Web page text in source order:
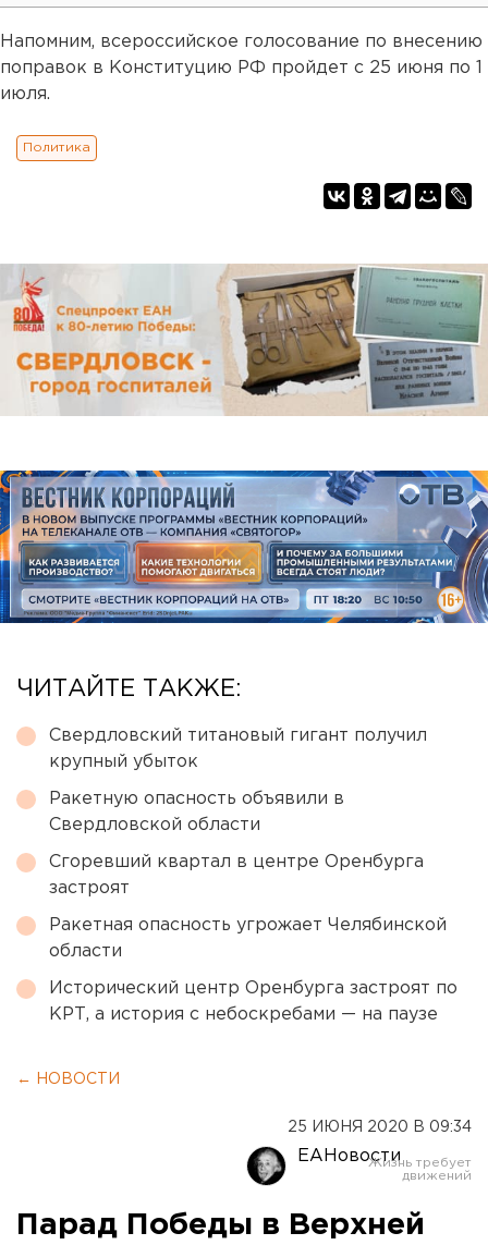
Напомним, всероссийское голосование по внесению
поправок в Конституцию РФ пройдет с 25 июня по 1
июля.
Политика
ЧИТАЙТЕ ТАКЖЕ:
Свердловский титановый гигант получил
крупный убыток
Ракетную опасность объявили в
Свердловской области
Сгоревший квартал в центре Оренбурга
застроят
Ракетная опасность угрожает Челябинской
области
Исторический центр Оренбурга застроят по
КРТ, а история с небоскребами — на паузе
← НОВОСТИ
25 ИЮНЯ 2020 В 09:34
ЕАНовости
Парад Победы в Верхней